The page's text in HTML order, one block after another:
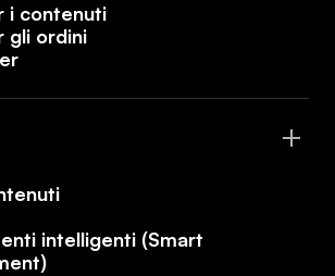
i contenuti
gli ordini
intelligenti (Smart